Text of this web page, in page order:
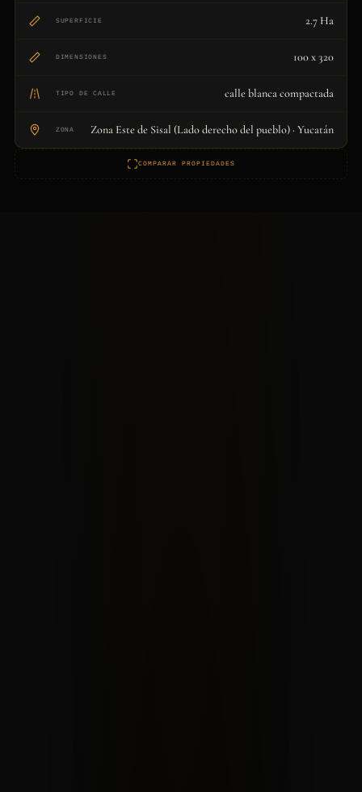
SUPERFICIE 2.7 Ha
DIMENSIONES 100 x 320
TIPO DE CALLE calle blanca compactada
ZONA Zona Este de Sisal (Lado derecho del pueblo) · Yucatán
COMPARAR PROPIEDADES